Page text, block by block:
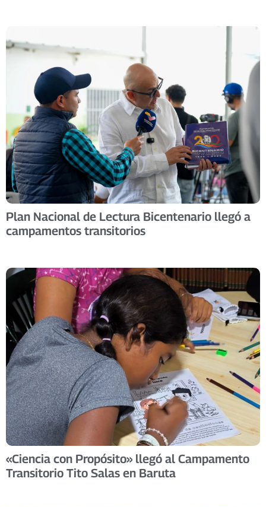
Plan Nacional de Lectura Bicentenario llegó a
campamentos transitorios
«Ciencia con Propósito» llegó al Campamento
Transitorio Tito Salas en Baruta